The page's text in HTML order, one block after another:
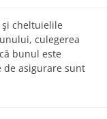
cheltuielile
culegerea
bunul este
asigurare sunt